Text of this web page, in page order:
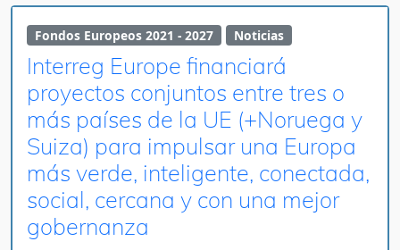
Fondos Europeos 2021 - 2027 Noticias
Interreg Europe financiará
proyectos conjuntos entre tres o
más países de la UE (+Noruega y
Suiza) para impulsar una Europa
más verde, inteligente, conectada,
social, cercana y con una mejor
gobernanza